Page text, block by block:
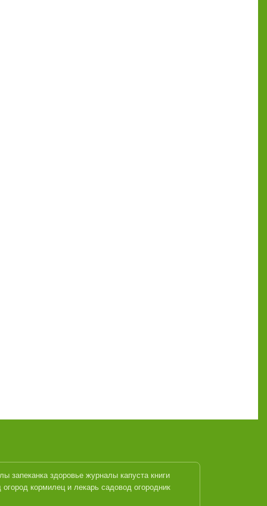
запеканка здоровье журналы капуста книги
огород кормилец и лекарь садовод огородник